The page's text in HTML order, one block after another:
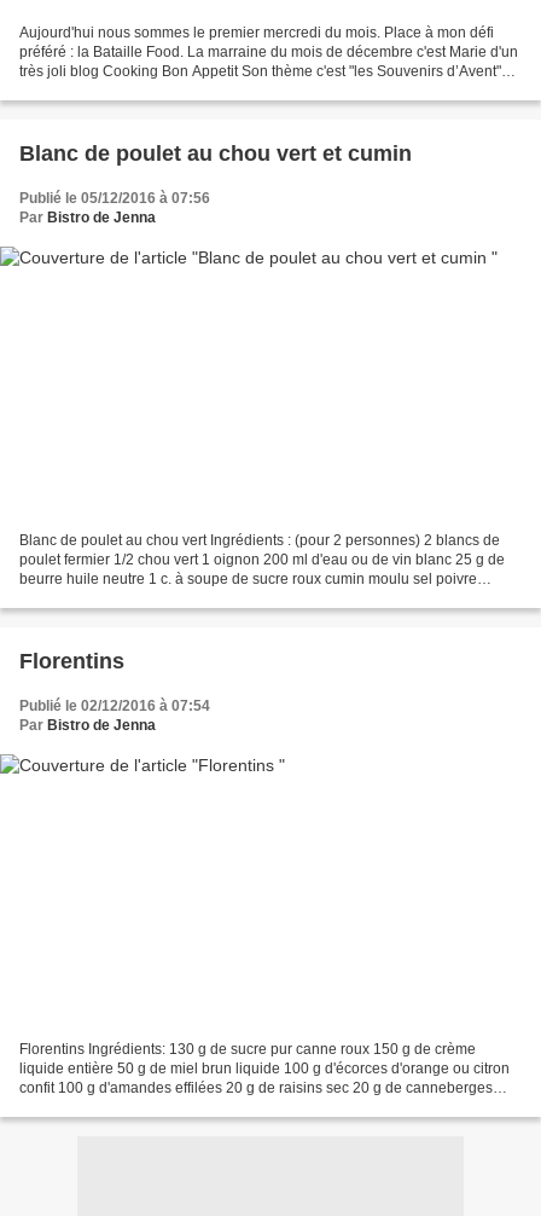
Aujourd'hui nous sommes le premier mercredi du mois. Place à mon défi
préféré : la Bataille Food. La marraine du mois de décembre c'est Marie d'un
très joli blog Cooking Bon Appetit Son thème c'est "les Souvenirs d’Avent"
Blanc de poulet au chou vert et cumin
Publié le 05/12/2016 à 07:56
Par Bistro de Jenna
Blanc de poulet au chou vert Ingrédients : (pour 2 personnes) 2 blancs de
poulet fermier 1/2 chou vert 1 oignon 200 ml d'eau ou de vin blanc 25 g de
beurre huile neutre 1 c. à soupe de sucre roux cumin moulu sel poivre
Florentins
Publié le 02/12/2016 à 07:54
Par Bistro de Jenna
Florentins Ingrédients: 130 g de sucre pur canne roux 150 g de crème
liquide entière 50 g de miel brun liquide 100 g d'écorces d'orange ou citron
confit 100 g d'amandes effilées 20 g de raisins sec 20 g de canneberges